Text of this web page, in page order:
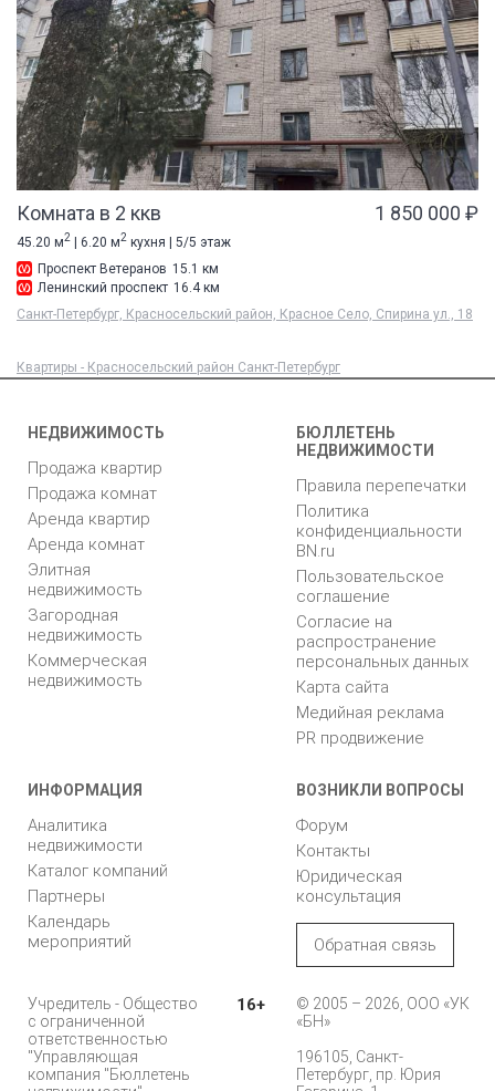
Комната в 2 ккв 1 850 000 ₽
45.20 м2 | 6.20 м2 кухня | 5/5 этаж
Проспект Ветеранов 15.1 км
Ленинский проспект 16.4 км
Санкт-Петербург, Красносельский район, Красное Село, Спирина ул., 18
Квартиры - Красносельский район Санкт-Петербург
НЕДВИЖИМОСТЬ
Продажа квартир
Продажа комнат
Аренда квартир
Аренда комнат
Элитная
недвижимость
Загородная
недвижимость
Коммерческая
недвижимость
БЮЛЛЕТЕНЬ
НЕДВИЖИМОСТИ
Правила перепечатки
Политика
конфиденциальности
BN.ru
Пользовательское
соглашение
Согласие на
распространение
персональных данных
Карта сайта
Медийная реклама
PR продвижение
ИНФОРМАЦИЯ
Аналитика
недвижимости
Каталог компаний
Партнеры
Календарь
мероприятий
ВОЗНИКЛИ ВОПРОСЫ
Форум
Контакты
Юридическая
консультация
Обратная связь
Учредитель - Общество
с ограниченной
ответственностью
"Управляющая
компания "Бюллетень
16+
© 2005 – 2026, ООО «УК
«БН»
196105, Санкт-
Петербург, пр. Юрия